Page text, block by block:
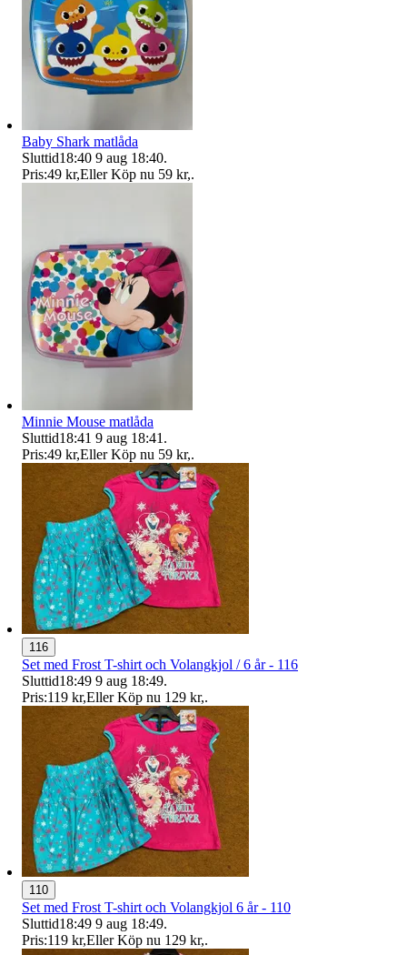
Baby Shark matlåda
Sluttid18:40 9 aug 18:40.
Pris:49 kr,Eller Köp nu 59 kr,.
Minnie Mouse matlåda
Sluttid18:41 9 aug 18:41 .
Pris:49 kr,Eller Köp nu 59 kr,.
116
Set med Frost T-shirt och Volangkjol / 6 år - 116
Sluttid18:49 9 aug 18:49.
Pris:119 kr,Eller Köp nu 129 kr,.
110
Set med Frost T-shirt och Volangkjol 6 år - 110
Sluttid18:49 9 aug 18:49.
Pris:119 kr,Eller Köp nu 129 kr,.